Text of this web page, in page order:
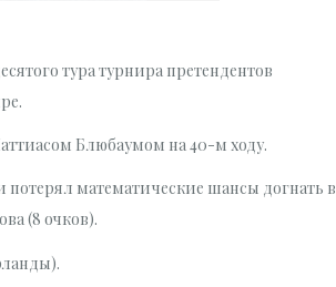
тура турнира претендентов
Блюбаумом на 40-м ходу.
потерял математические шансы догнать в
(8 очков).